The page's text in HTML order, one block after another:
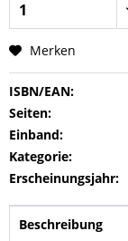
Merken
ISBN/EAN:
Seiten:
Einband:
Kategorie:
Erscheinungsjahr:
Beschreibung